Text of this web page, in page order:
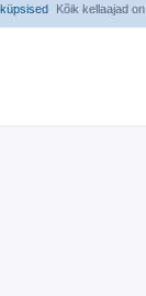
Kõik kellaajad on